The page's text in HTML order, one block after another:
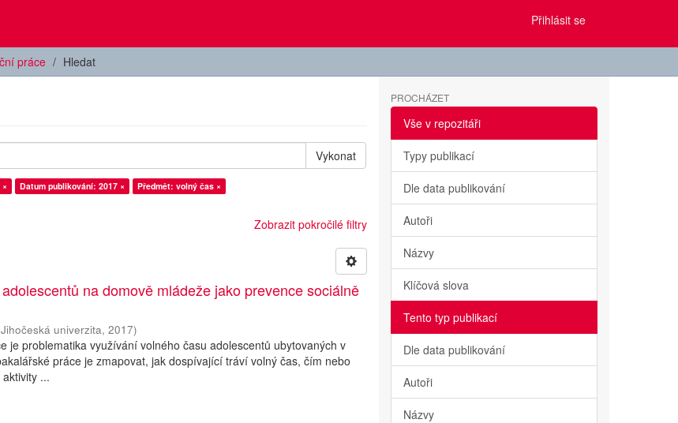
Přihlásit se
práce Hledat
Vykonat
Datum publikování: 2017 ×
Předmět: volný čas ×
Zobrazit pokročilé filtry
na domově mládeže jako prevence sociálně
Jihočeská univerzita,2017)
je problematika využívání volného času adolescentů ubytovaných v
práce je zmapovat, jak dospívající tráví volný čas, čím nebo
...
PROCHÁZET
Vše v repozitáři
Typy publikací
Dle data publikování
Autoři
Názvy
Klíčová slova
Tento typ publikací
Dle data publikování
Autoři
Názvy